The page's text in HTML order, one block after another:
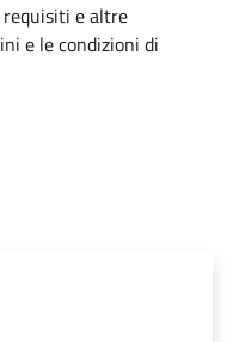
requisiti e altre
e le condizioni di